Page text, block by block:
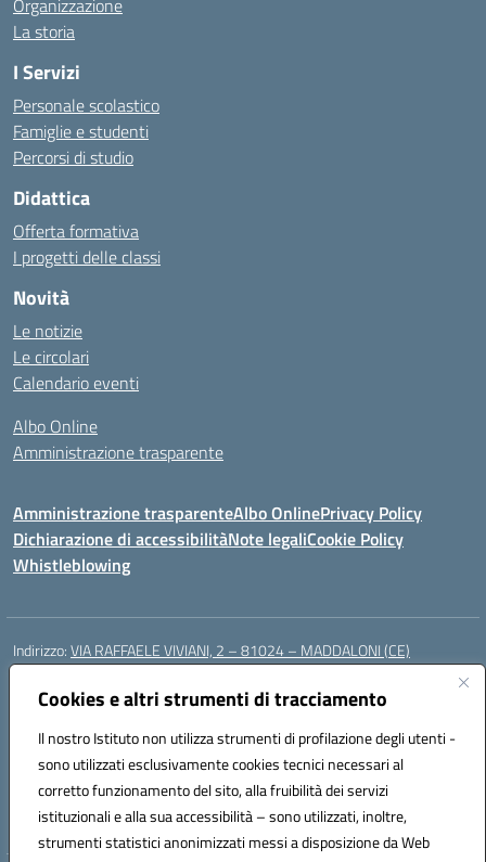
Cookies e altri strumenti di tracciamento
Il nostro Istituto non utilizza strumenti di profilazione degli utenti -
sono utilizzati esclusivamente cookies tecnici necessari al
corretto funzionamento del sito, alla fruibilità dei servizi
istituzionali e alla sua accessibilità – sono utilizzati, inoltre,
strumenti statistici anonimizzati messi a disposizione da Web
Organizzazione
La storia
I Servizi
Personale scolastico
Famiglie e studenti
Percorsi di studio
Didattica
Offerta formativa
I progetti delle classi
Novità
Le notizie
Le circolari
Calendario eventi
Albo Online
Amministrazione trasparente
Amministrazione trasparenteAlbo OnlinePrivacy Policy
Dichiarazione di accessibilitàNote legaliCookie Policy
Whistleblowing
Indirizzo:VIA RAFFAELE VIVIANI, 2 – 81024 – MADDALONI (CE)
Centralino:
Posta elettronica certificata (PEC):ceic8av00r@pec.istruzione.it
Codice fiscale: 93086020612
Codice meccanografico:CEIC8AV00R
Codice Indice delle Pubbliche Amministrazioni (IPA): icamm
Codice unico di fatturazione (CUF): UF8WE6